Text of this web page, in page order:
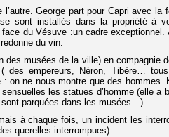
l’autre. George part pour Capri avec
sont installés dans la propriété à
du Vésuve :un cadre
du vin.
des musées de la ville) en compagnie
des empereurs, Néron, Tibère…
on ne nous montre que des hommes.
les statues d’homme (elle a
parquées dans les musées…)
à chaque fois, un incident les
querelles interrompues).